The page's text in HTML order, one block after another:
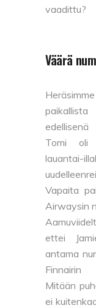
vaadittu?
Väärä
Tomi oli
lauantai-
Vapaita
Airwaysin
ettei
antama
Finnairin
Mitään
ei